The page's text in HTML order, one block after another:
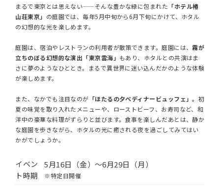
まるで東京とは思えない——そんな豊かな緑に包まれた 「ホテル椿
山荘東京」 の庭園では、毎年5月中旬から6月下旬にかけて、ホタル
の幻想的な光を楽しめます。
庭園は、宿泊やレストランの利用者が散策できます。庭園には、霧が
立ちのぼる幻想的な演出「東京雲海」 もあり、ホタルとの共演はま
さに夢のようなひととき。まるで異世界に迷い込んだかのような体験
が楽しめます。
また、なかでも注目なのが 「ほたるの夕べディナービュッフェ」。 初
夏の味覚を取り入れたメニューや、ローストビーフ、お寿司など、和
洋中の豪華な料理がずらりと並びます。食事を楽しんだあとは、静か
な庭園を歩きながら、ホタルの光に癒される夜を過ごしてみてはい
かがでしょうか。
イベン
ト時期
5月16日（金）〜6月29日（月）
※特定日開催